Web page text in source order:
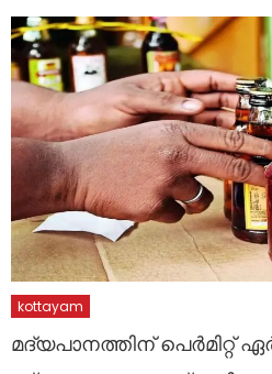
kottayam
മദ്യപാനത്തിന് പെർമിറ്റ്